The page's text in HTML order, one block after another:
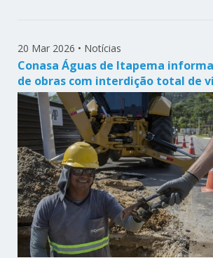
20 Mar 2026 • Notícias
Conasa Águas de Itapema
de obras com interdição total de